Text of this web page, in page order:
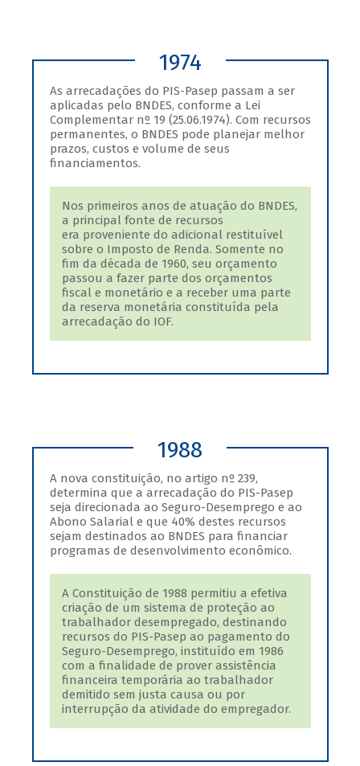
1974
As arrecadações do PIS-Pasep passam a ser
aplicadas pelo BNDES, conforme a Lei
Complementar nº 19 (25.06.1974). Com recursos
permanentes, o BNDES pode planejar melhor
prazos, custos e volume de seus
financiamentos.
Nos primeiros anos de atuação do BNDES,
a principal fonte de recursos
era proveniente do adicional restituível
sobre o Imposto de Renda. Somente no
fim da década de 1960, seu orçamento
passou a fazer parte dos orçamentos
fiscal e monetário e a receber uma parte
da reserva monetária constituída pela
arrecadação do IOF.
1988
A nova constituição, no artigo nº 239,
determina que a arrecadação do PIS-Pasep
seja direcionada ao Seguro-Desemprego e ao
Abono Salarial e que 40% destes recursos
sejam destinados ao BNDES para financiar
programas de desenvolvimento econômico.
A Constituição de 1988 permitiu a efetiva
criação de um sistema de proteção ao
trabalhador desempregado, destinando
recursos do PIS-Pasep ao pagamento do
Seguro-Desemprego, instituído em 1986
com a finalidade de prover assistência
financeira temporária ao trabalhador
demitido sem justa causa ou por
interrupção da atividade do empregador.